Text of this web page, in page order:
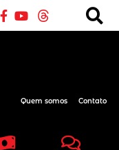
Quem somos Contato